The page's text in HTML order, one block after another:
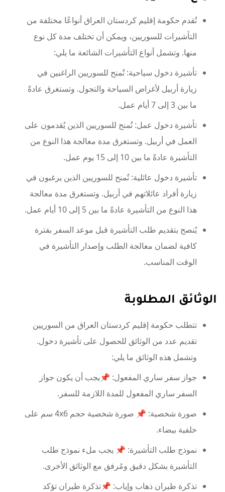
تُقدم حكومة إقليم كردستان العراق أنواعًا مختلفة من
التأشيرات للسوريين، ويمكن أن تختلف مدة كل نوع
منها. وتشمل أنواع التأشيرات الشائعة ما يلي:
تأشيرة دخول سياحية: تُمنح للسوريين الراغبين في
زيارة أربيل لأغراض السياحة والتجول. وتستغرق عادةً
ما بين 3 إلى 7 أيام عمل.
تأشيرة دخول عمل: تُمنح للسوريين الذين يُقدمون على
العمل في أربيل. وتستغرق مدة معالجة هذا النوع من
التأشيرة عادةً ما بين 10 إلى 15 يوم عمل.
تأشيرة دخول عائلية: تُمنح للسوريين الذين يرغبون في
زيارة أفراد عائلاتهم في أربيل. وتستغرق مدة معالجة
هذا النوع من التأشيرة عادةً ما بين 5 إلى 10 أيام عمل.
يُنصح بتقديم طلب التأشيرة قبل موعد السفر بفترة
كافية لضمان معالجة الطلب وإصدار التأشيرة في
الوقت المناسب.
الوثائق المطلوبة
تتطلب حكومة إقليم كردستان العراق من السوريين
تقديم عدد من الوثائق للحصول على تأشيرة دخول.
وتشمل هذه الوثائق ما يلي:
جواز سفر ساري المفعول: 📌يجب أن يكون جواز
السفر ساري المفعول للمدة اللازمة للسفر.
صورة شخصية: 📌 صورة شخصية حجم 4x6 سم على
خلفية بيضاء.
نموذج طلب التأشيرة: 📌 يجب ملء نموذج طلب
التأشيرة بشكل دقيق ومُرفق مع الوثائق الأخرى.
تذكرة طيران ذهاب وإياب: 📌تذكرة طيران تؤكد